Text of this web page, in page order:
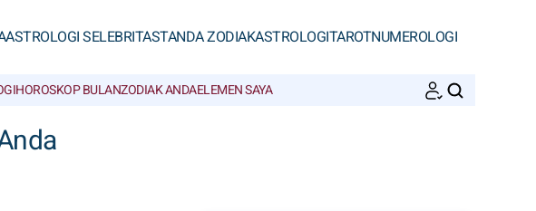
ASTROLOGI SELEBRITASTANDA ZODIAKASTROLOGITAROTNUMEROLOGI
HOROSKOP BULANZODIAK ANDAELEMEN SAYA